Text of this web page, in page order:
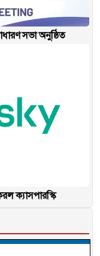
সভা অনুষ্ঠিত
ক্যাসপারস্কি